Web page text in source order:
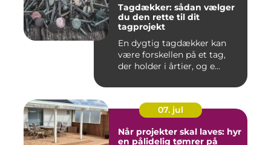
Tagdækker: sådan vælger
du den rette til dit
tagprojekt
En dygtig tagdækker kan
være forskellen på et tag,
der holder i årtier, og e...
07. jul
Når projekter skal laves: hyr
en pålidelig tømrer på